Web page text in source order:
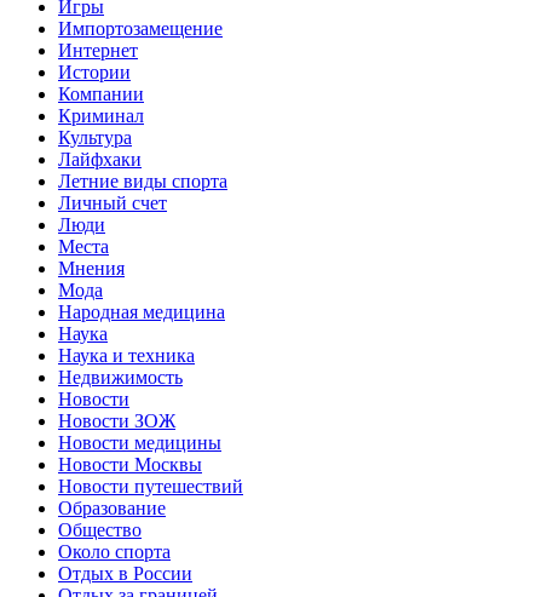
Игры
Импортозамещение
Интернет
Истории
Компании
Криминал
Культура
Лайфхаки
Летние виды спорта
Личный счет
Люди
Места
Мнения
Мода
Народная медицина
Наука
Наука и техника
Недвижимость
Новости
Новости ЗОЖ
Новости медицины
Новости Москвы
Новости путешествий
Образование
Общество
Около спорта
Отдых в России